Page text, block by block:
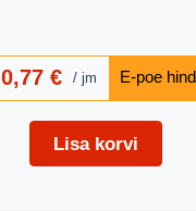
0,77 € jm
Lisa korvi